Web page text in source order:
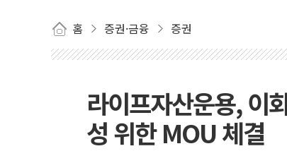
홈 증권·금융 증권
라이프자산운용, 이
성 위한 MOU 체결